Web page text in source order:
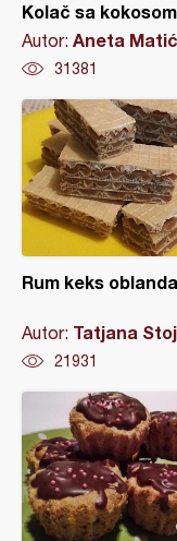
Kolač sa
Autor: Aneta Matić
31381
Rum keks oblanda
Autor: Tatjana
21931